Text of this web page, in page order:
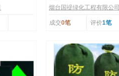
烟台国禔绿化工程有限公司
成交0笔 评价1笔